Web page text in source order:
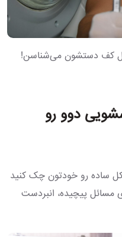
کف دستشون می‌شناسن!
دوو رو
ساده رو خودتون چک کنید
مسائل پیچیده، انبردست